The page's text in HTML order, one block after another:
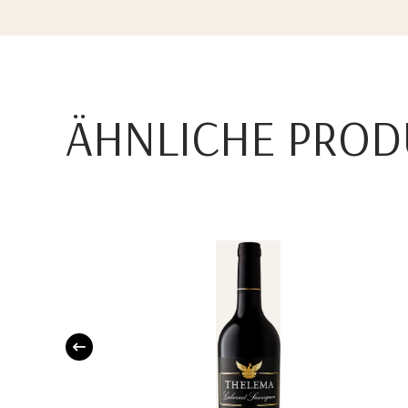
ÄHNLICHE